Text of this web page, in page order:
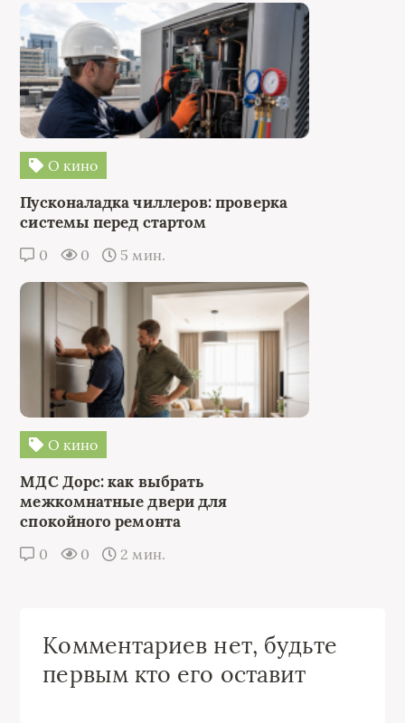
О кино
Пусконаладка чиллеров: проверка
системы перед стартом
0 0 5 мин.
О кино
МДС Дорс: как выбрать
межкомнатные двери для
спокойного ремонта
0 0 2 мин.
Комментариев нет, будьте
первым кто его оставит